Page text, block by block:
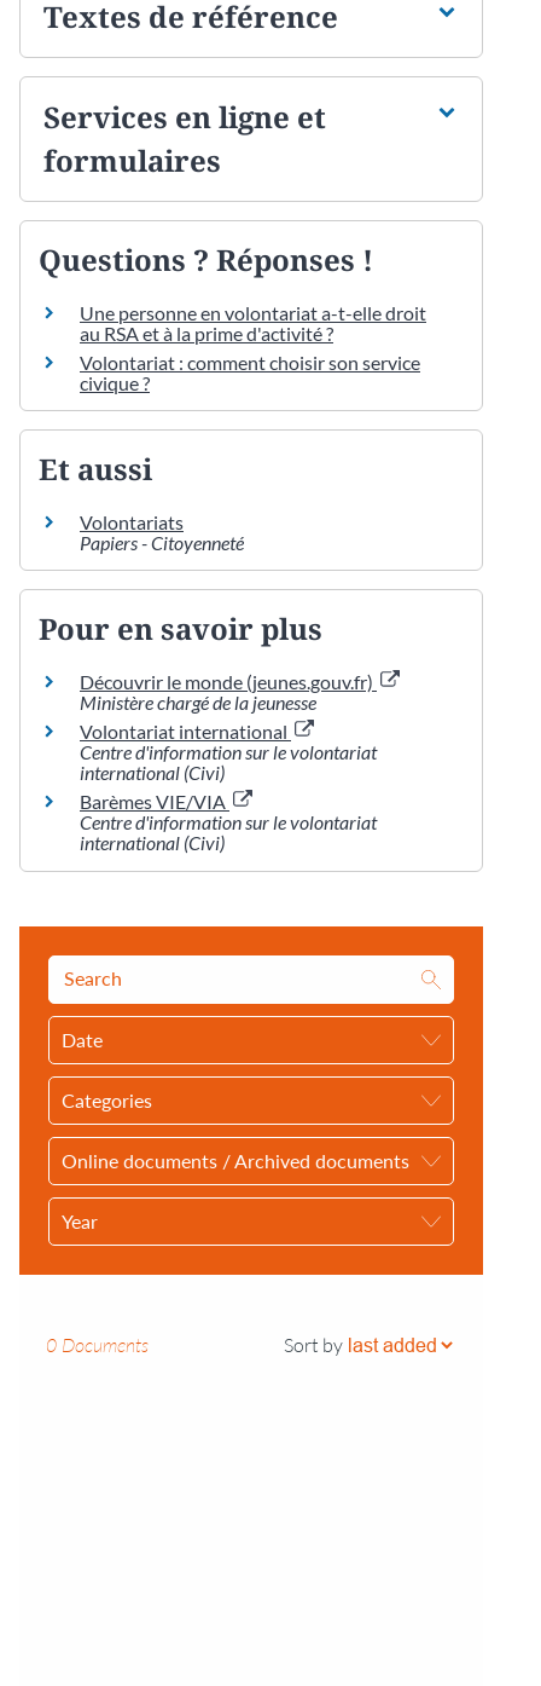
Textes de référence
Services en ligne et
formulaires
Questions ? Réponses !
Une personne en volontariat a-t-elle droit
au RSA et à la prime d'activité ?
Volontariat : comment choisir son service
civique ?
Et aussi
Volontariats
Papiers - Citoyenneté
Pour en savoir plus
Découvrir le monde (jeunes.gouv.fr)
Ministère chargé de la jeunesse
Volontariat international
Centre d'information sur le volontariat
international (Civi)
Barèmes VIE/VIA
Centre d'information sur le volontariat
international (Civi)